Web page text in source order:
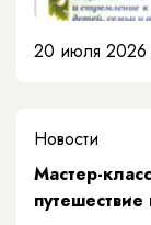
20 июля 2026
Новости
​Мастер-